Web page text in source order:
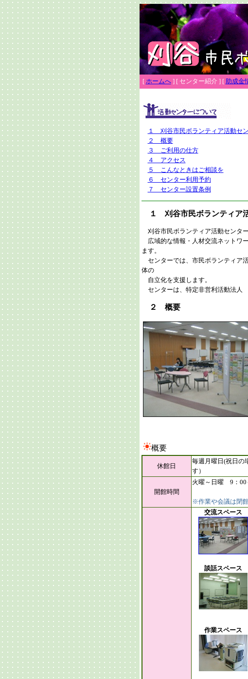
[ ホームへ] [ センター紹介 ] [ 助成金
１ 刈谷市民ボランティア活動セ
２ 概要
３ ご利用の仕方
４ アクセス
５ こんなときはご相談を
６ センター利用予約
７ センター設置条例
１ 刈谷市民ボランティア
刈谷市民ボランティア活動センタ
広域的な情報・人材交流ネットワ
ます。
センターでは、市民ボランティア
体の
自立化を支援します。
センターは、特定非営利活動法人
２ 概要
概要
休館日
毎週月曜日(祝日の
す）
開館時間
火曜～日曜 9：00
※作業や会議は閉
交流スペース
談話スペース
作業スペース